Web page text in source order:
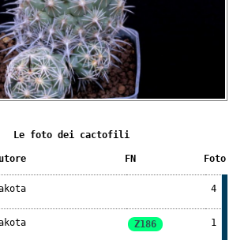
Le foto dei cactofili
FN Foto
4
Z186 1